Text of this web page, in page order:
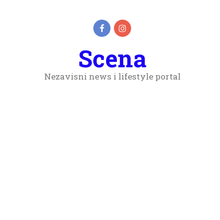
Scena
Nezavisni news i lifestyle portal